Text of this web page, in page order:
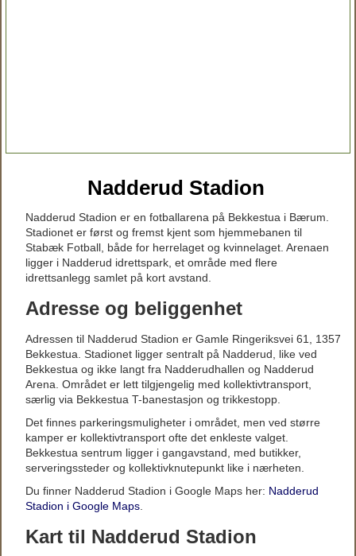
Nadderud Stadion
Nadderud Stadion er en fotballarena på Bekkestua i Bærum.
Stadionet er først og fremst kjent som hjemmebanen til
Stabæk Fotball, både for herrelaget og kvinnelaget. Arenaen
ligger i Nadderud idrettspark, et område med flere
idrettsanlegg samlet på kort avstand.
Adresse og beliggenhet
Adressen til Nadderud Stadion er Gamle Ringeriksvei 61, 1357
Bekkestua. Stadionet ligger sentralt på Nadderud, like ved
Bekkestua og ikke langt fra Nadderudhallen og Nadderud
Arena. Området er lett tilgjengelig med kollektivtransport,
særlig via Bekkestua T-banestasjon og trikkestopp.
Det finnes parkeringsmuligheter i området, men ved større
kamper er kollektivtransport ofte det enkleste valget.
Bekkestua sentrum ligger i gangavstand, med butikker,
serveringssteder og kollektivknutepunkt like i nærheten.
Du finner Nadderud Stadion i Google Maps her: Nadderud
Stadion i Google Maps
Kart til Nadderud Stadion